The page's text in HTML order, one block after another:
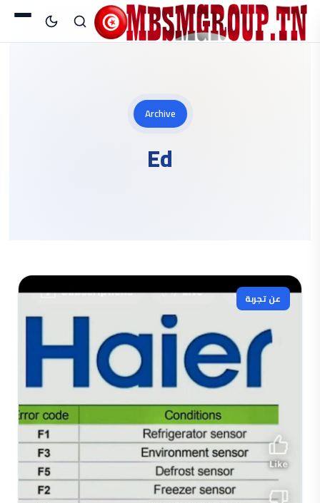
Archive
Ed
عن تجربة